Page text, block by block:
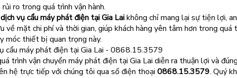
ro trong quá trình vận hành.
dịch vụ cẩu máy phát điện tại Gia Laikhông chỉ mang lại sự tiện lợi,
về mặt chi phí và thời gian, giúp khách hàng yên tâm hơn trong quá
móc thiết bị quan trọng này.
cẩu máy phát điện tại Gia Lai - 0868.15.3579
trình vận chuyển máy phát điện tại Gia Lai diễn ra thuận lợi và
hệ trực tiếp với chúng tôi qua số điện thoại 0868.15.3579. Quý